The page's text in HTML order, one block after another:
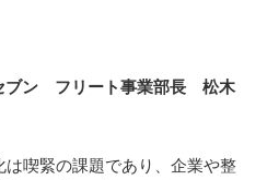
ブン フリート事業部長 松木
喫緊の課題であり、企業や整